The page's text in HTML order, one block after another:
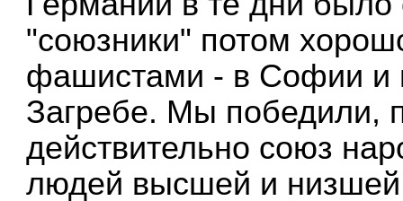
"союзники" потом
фашистами - в Софии и
Загребе. Мы победили,
действительно союз
людей высшей и